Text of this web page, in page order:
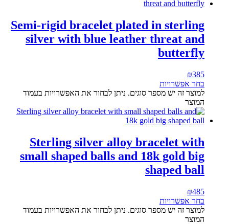
Semi-rigid bracelet plated in sterling
silver with blue leather threat and
butterfly
₪385
בחר אפשרויות
למוצר זה יש מספר סוגים. ניתן לבחור את האפשרויות בעמוד
המוצר
Sterling silver alloy bracelet with
small shaped balls and 18k gold big
shaped ball
₪485
בחר אפשרויות
למוצר זה יש מספר סוגים. ניתן לבחור את האפשרויות בעמוד
המוצר